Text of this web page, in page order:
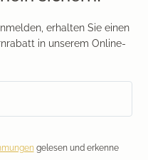
erhalten Sie einen
in unserem Online-
gelesen und erkenne